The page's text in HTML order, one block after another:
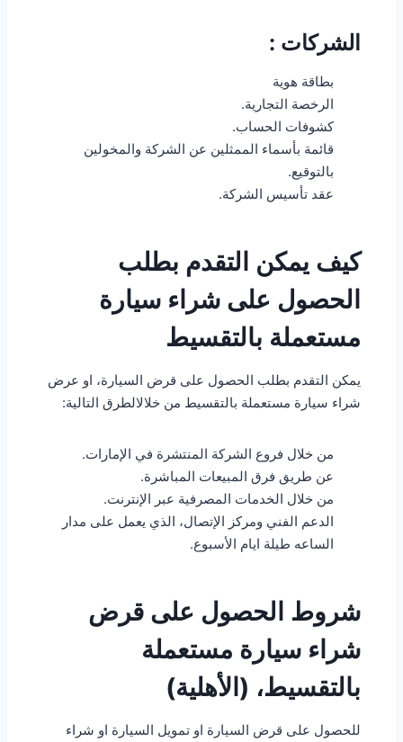
الشركات :
بطاقة هوية
الرخصة التجارية.
كشوفات الحساب.
قائمة بأسماء الممثلين عن الشركة والمخولين
بالتوقيع.
عقد تأسيس الشركة.
كيف يمكن التقدم بطلب
الحصول على شراء سيارة
مستعملة بالتقسيط
يمكن التقدم بطلب الحصول على قرض السيارة، او عرض
شراء سيارة مستعملة بالتقسيط من خلالالطرق التالية:
من خلال فروع الشركة المنتشرة في الإمارات.
عن طريق فرق المبيعات المباشرة.
من خلال الخدمات المصرفية عبر الإنترنت.
الدعم الفني ومركز الإتصال، الذي يعمل على مدار
الساعه طيلة ايام الأسبوع.
شروط الحصول على قرض
شراء سيارة مستعملة
بالتقسيط، (الأهلية)
للحصول على قرض السيارة او تمويل السيارة او شراء